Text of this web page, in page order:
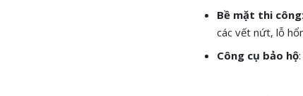
Bề mặt thi công
các vết nứt, lỗ
Công cụ bảo hộ